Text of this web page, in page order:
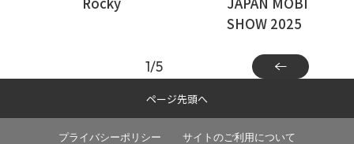
SHOW 2025
1/5
ページ先頭へ
プライバシーポリシー サイトのご利用について